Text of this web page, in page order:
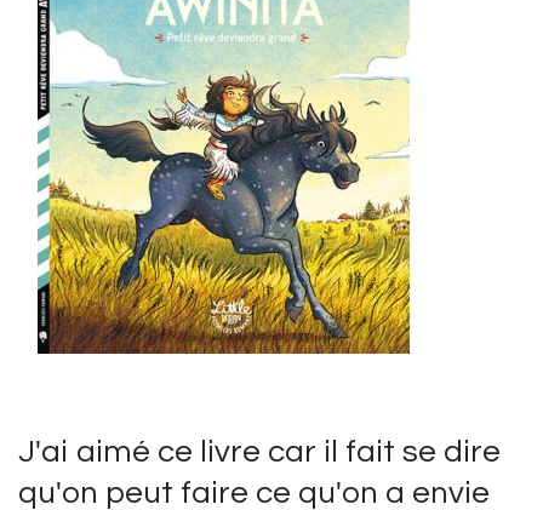
J'ai aimé ce livre car il fait se dire
qu'on peut faire ce qu'on a envie